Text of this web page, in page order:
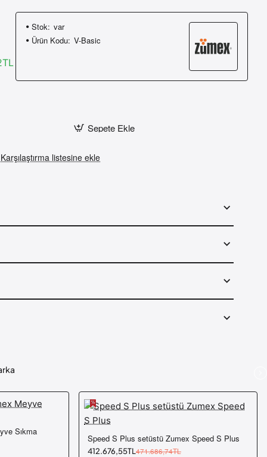
Stok: var
Ürün Kodu: V-Basic
Sepete Ekle
Karşılaştırma listesine ekle
Speed S Plus setüstü Zumex Speed S Plus
412.676,55TL471.686,74TL